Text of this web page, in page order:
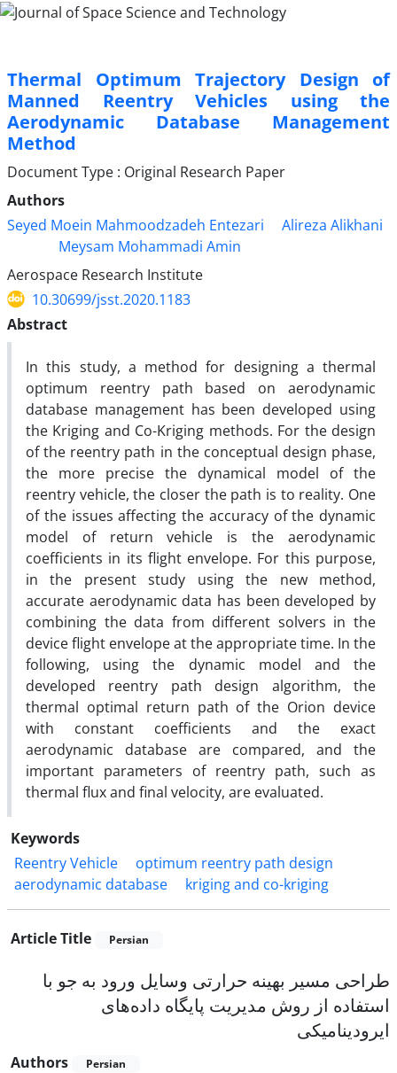
Thermal Optimum Trajectory Design of
Manned Reentry Vehicles using the
Aerodynamic Database Management
Method
Document Type : Original Research Paper
Authors
Seyed Moein Mahmoodzadeh Entezari
Alireza Alikhani
Meysam Mohammadi Amin
Aerospace Research Institute
10.30699/jsst.2020.1183
Abstract
In this study, a method for designing a thermal
optimum reentry path based on aerodynamic
database management has been developed using
the Kriging and Co-Kriging methods. For the design
of the reentry path in the conceptual design phase,
the more precise the dynamical model of the
reentry vehicle, the closer the path is to reality. One
of the issues affecting the accuracy of the dynamic
model of return vehicle is the aerodynamic
coefficients in its flight envelope. For this purpose,
in the present study using the new method,
accurate aerodynamic data has been developed by
combining the data from different solvers in the
device flight envelope at the appropriate time. In the
following, using the dynamic model and the
developed reentry path design algorithm, the
thermal optimal return path of the Orion device
with constant coefficients and the exact
aerodynamic database are compared, and the
important parameters of reentry path, such as
thermal flux and final velocity, are evaluated.
Keywords
Reentry Vehicle
optimum reentry path design
aerodynamic database
kriging and co-kriging
Article Title Persian
طراحی مسیر بهینه حرارتی وسایل ورود به جو با
استفاده از روش مدیریت پایگاه داده‌های
ایرودینامیکی
Authors Persian